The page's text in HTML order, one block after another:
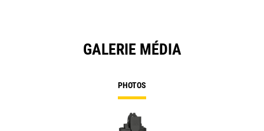
GALERIE MÉDIA
PHOTOS